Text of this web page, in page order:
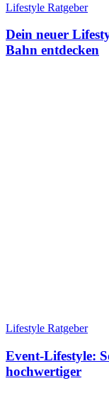
Lifestyle Ratgeber
Dein neuer
Bahn entdecken
Lifestyle Ratgeber
Event-Lifestyle:
hochwertiger